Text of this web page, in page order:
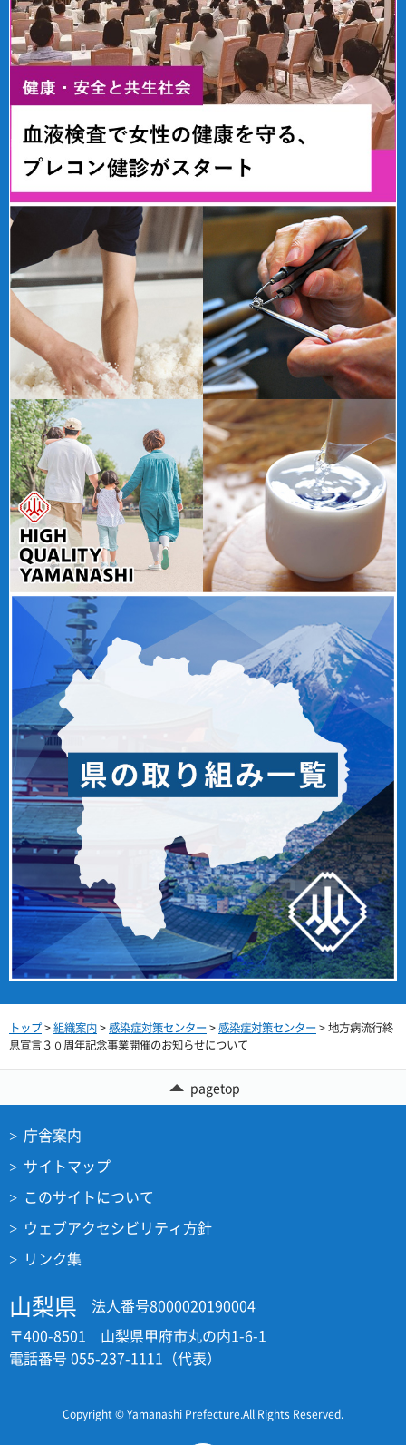
トップ>組織案内>感染症対策センター>感染症対策センター> 地方病流行終
息宣言３０周年記念事業開催のお知らせについて
pagetop
庁舎案内
サイトマップ
このサイトについて
ウェブアクセシビリティ方針
リンク集
山梨県
法人番号8000020190004
〒400-8501 山梨県甲府市丸の内1-6-1
電話番号 055-237-1111（代表）
Copyright © Yamanashi Prefecture.All Rights Reserved.